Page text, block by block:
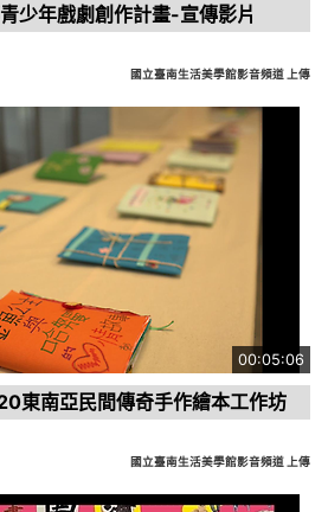
少年戲劇創作計畫-宣傳影片
國立臺南生活美學館影音頻道 上傳
00:05:06
東南亞民間傳奇手作繪本工作坊
國立臺南生活美學館影音頻道 上傳